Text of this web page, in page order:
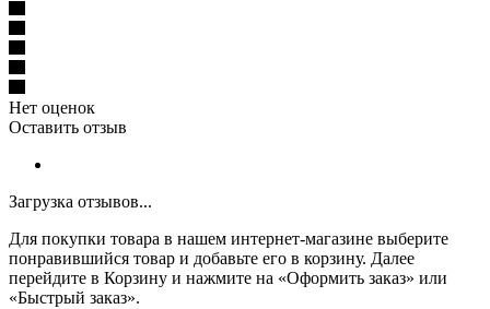
Нет оценок
Оставить отзыв
Загрузка отзывов...
Для покупки товара в нашем интернет-магазине выберите
понравившийся товар и добавьте его в корзину. Далее
перейдите в Корзину и нажмите на «Оформить заказ» или
«Быстрый заказ».